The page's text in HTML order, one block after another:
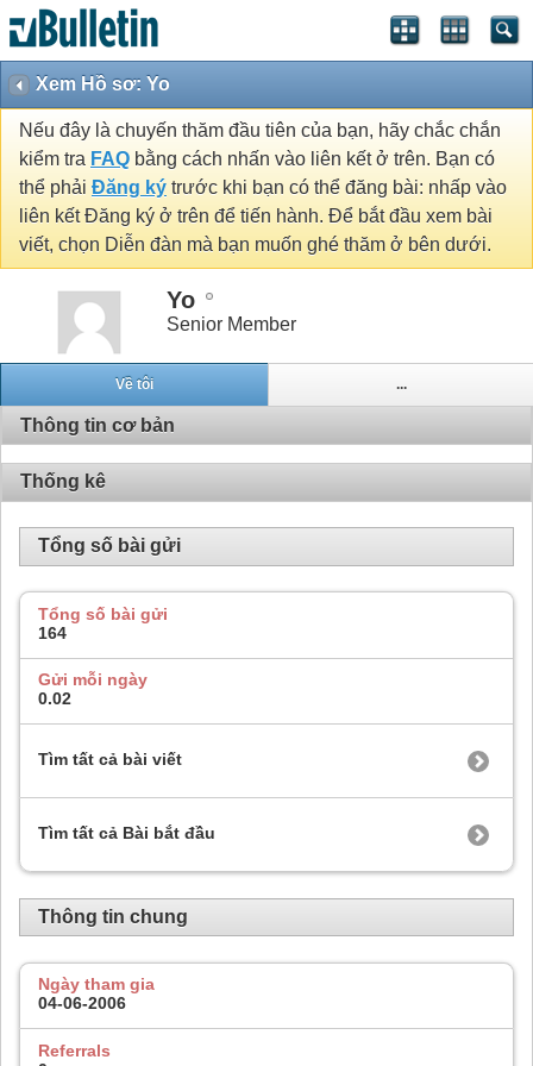
Xem Hồ sơ: Yo
Nếu đây là chuyến thăm đầu tiên của bạn, hãy chắc chắn
kiểm tra FAQ bằng cách nhấn vào liên kết ở trên. Bạn có
thể phải Đăng ký trước khi bạn có thể đăng bài: nhấp vào
liên kết Đăng ký ở trên để tiến hành. Để bắt đầu xem bài
viết, chọn Diễn đàn mà bạn muốn ghé thăm ở bên dưới.
Yo
Senior Member
Về tôi ...
Thông tin cơ bản
Thống kê
Tổng số bài gửi
Tổng số bài gửi
164
Gửi mỗi ngày
0.02
Tìm tất cả bài viết
Tìm tất cả Bài bắt đầu
Thông tin chung
Ngày tham gia
04-06-2006
Referrals